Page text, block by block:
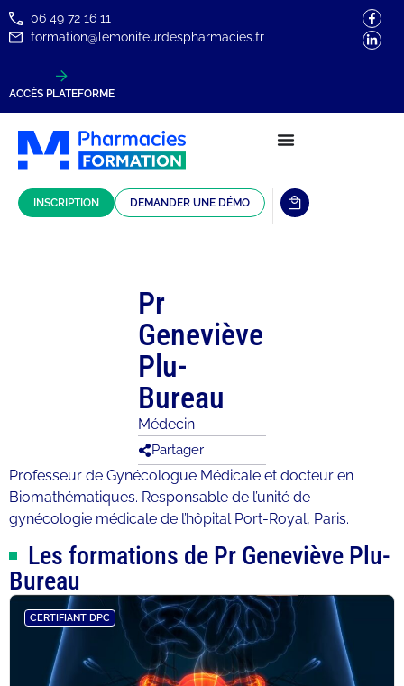
06 49 72 16 11
formation@lemoniteurdespharmacies.fr
ACCÈS PLATEFORME
INSCRIPTION DEMANDER UNE DÉMO
Pr
Geneviève
Plu-
Bureau
Médecin
Partager
Professeur de Gynécologue Médicale et docteur en
Biomathématiques. Responsable de l’unité de
gynécologie médicale de l’hôpital Port-Royal, Paris.
Les formations de Pr Geneviève Plu-
Bureau
CERTIFIANT DPC